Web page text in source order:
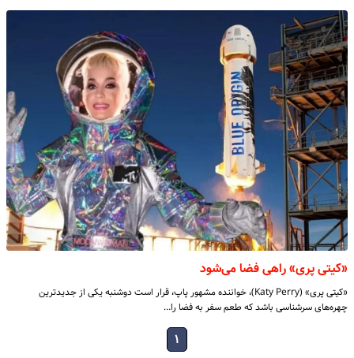
«کیتی پری» راهی فضا می‌شود
«کیتی پری» (Katy Perry)، خواننده مشهور پاپ، قرار است دوشنبه یکی از جدیدترین
چهره‌های سرشناسی باشد که طعم سفر به فضا را…
۱